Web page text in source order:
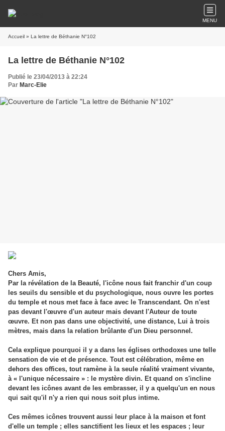
MENU
Accueil » La lettre de Béthanie N°102
La lettre de Béthanie N°102
Publié le 23/04/2013 à 22:24
Par Marc-Elie
Chers Amis,
Par la révélation de la Beauté, l'icône nous fait franchir d'un coup
les seuils du sensible et du psychologique, nous ouvre les portes
du temple et nous met face à face avec le Transcendant. On n'est
pas devant l'œuvre d'un auteur mais devant l'Auteur de toute
œuvre. Et non pas dans une objectivité, une distance, Lui à trois
mètres, mais dans la relation brûlante d'un Dieu personnel.
Cela explique pourquoi il y a dans les églises orthodoxes une telle
sensation de vie et de présence. Tout est célébration, même en
dehors des offices, tout ramène à la seule réalité vraiment vivante,
à « l'unique nécessaire » : le mystère divin. Et quand on s'incline
devant les icônes avant de les embrasser, il y a quelqu'un en nous
qui sait qu'il n'y a rien qui nous soit plus intime.
Ces mêmes icônes trouvent aussi leur place à la maison et font
d'elle un temple ; elles sanctifient les lieux et les espaces ; leur